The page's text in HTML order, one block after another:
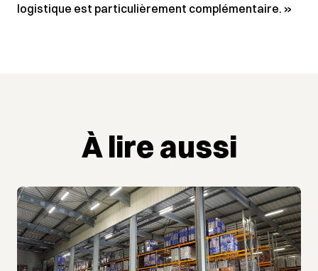
logistique est particulièrement complémentaire. »
À lire aussi